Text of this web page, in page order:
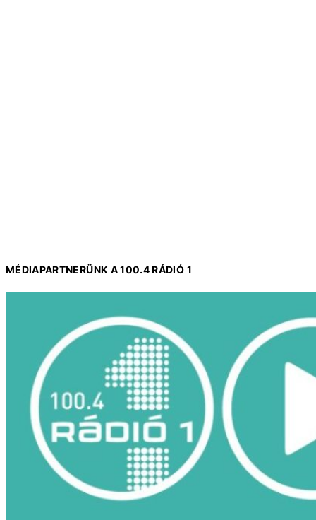
MÉDIAPARTNERÜNK A 100.4 RÁDIÓ 1